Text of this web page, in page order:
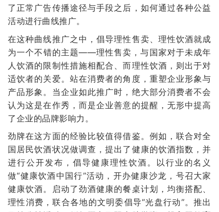
了正常广告传播途径与手段之后，如何通过各种公益
活动进行曲线推广。
在这种曲线推广之中，倡导理性售卖、理性饮酒就成
为一个不错的主题——理性售卖，与国家对于未成年
人饮酒的限制性措施相配合、而理性饮酒，则出于对
适饮者的关爱。站在消费者的角度，重塑企业形象与
产品形象。当企业如此推广时，绝大部分消费者不会
认为这是在作秀，而是企业善意的提醒，无形中提高
了企业的品牌影响力。
劲牌在这方面的经验比较值得借鉴。例如，联合对全
国居民饮酒状况做调查，提出了健康的饮酒指数，并
进行公开发布，倡导健康理性饮酒。以行业的名义
做“健康饮酒中国行”活动，开办健康沙龙，号召大家
健康饮酒。启动了劲酒健康的餐桌计划，均衡搭配、
理性消费，联合各地的文明委倡导“光盘行动”。推出